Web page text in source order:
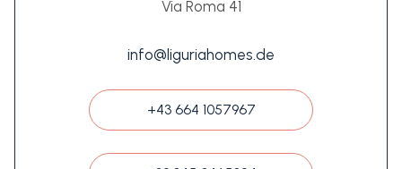
Via Roma 41
info@liguriahomes.de
+43 664 1057967